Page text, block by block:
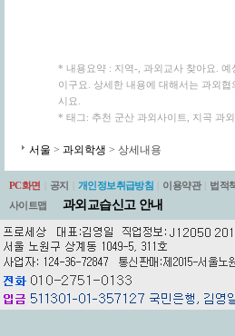
* 내용요약 : 지역-, 과외교사 찾아요. 예
이구요. 상세한 내용에 대해서는 과외협
시요.
* 태그: 추천 군산 과외사이트, 지곡 과
서울 > 과외학생 > 상세내용
PC화면 공지 개인정보취급방침 이용약관 법적
사이트맵
과외교습신고 안내